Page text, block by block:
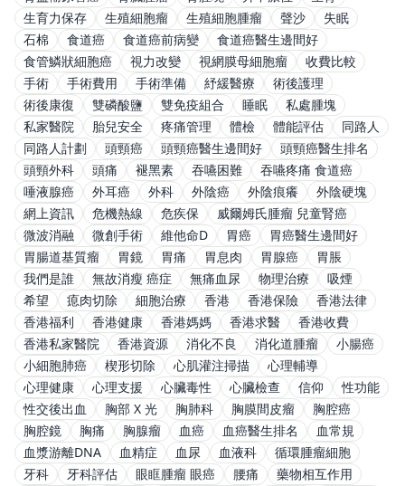
生育力保存
生殖細胞瘤 生殖細胞腫瘤 聲沙
失眠
石棉
食道癌 食道癌前病變
食道癌醫生邊間好
食管鱗狀細胞癌
視力改變 視網膜母細胞瘤
收費比較
手術
手術費用 手術準備 紓緩醫療
術後護理
術後康復
雙磷酸鹽 雙免疫組合 睡眠
私處腫塊
私家醫院
胎兒安全 疼痛管理 體檢 體能評估
同路人
同路人計劃
頭頸癌 頭頸癌醫生邊間好
頭頸癌醫生排名
頭頸外科
頭痛 褪黑素 吞嚥困難
吞嚥疼痛 食道癌
唾液腺癌
外耳癌 外科 外陰癌 外陰痕癢
外陰硬塊
網上資訊
危機熱線 危疾保
威爾姆氏腫瘤 兒童腎癌
微波消融
微創手術 維他命D 胃癌
胃癌醫生邊間好
胃腸道基質瘤
胃鏡 胃痛 胃息肉 胃腺癌
胃脹
我們是誰
無故消瘦 癌症 無痛血尿 物理治療
吸煙
希望
瘜肉切除 細胞治療 香港 香港保險
香港法律
香港福利
香港健康 香港媽媽 香港求醫
香港收費
香港私家醫院
香港資源 消化不良 消化道腫瘤
小腸癌
小細胞肺癌
楔形切除 心肌灌注掃描
心理輔導
心理健康
心理支援 心臟毒性 心臟檢查 信仰
性功能
性交後出血
胸部 X 光 胸肺科 胸膜間皮瘤
胸腔癌
胸腔鏡
胸痛 胸腺瘤 血癌 血癌醫生排名
血常規
血漿游離DNA
血精症 血尿 血液科
循環腫瘤細胞
牙科
牙科評估 眼眶腫瘤 眼癌 腰痛
藥物相互作用